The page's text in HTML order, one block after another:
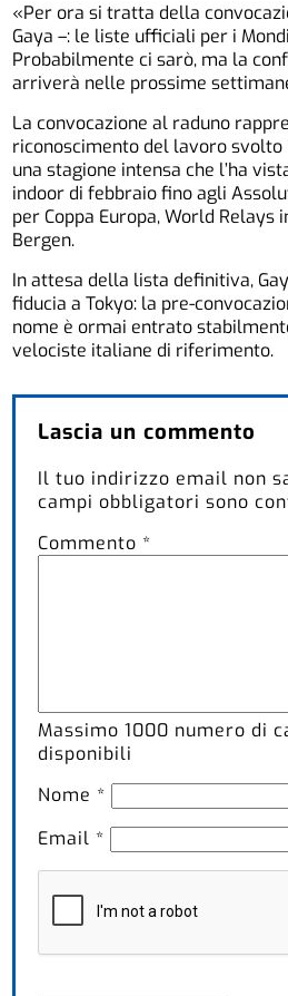
«Per ora si tratta della
Gaya –: le liste ufficiali per i
Probabilmente ci sarò, ma la
arriverà nelle prossime
La convocazione al raduno
riconoscimento del lavoro
una stagione intensa che l’ha
indoor di febbraio fino agli
per Coppa Europa, World Relays
Bergen.
In attesa della lista definitiva,
fiducia a Tokyo: la pre-
nome è ormai entrato
velociste italiane di riferimento.
Lascia un commento
Il tuo indirizzo email non
campi obbligatori sono
Commento *
Massimo1000 numero di
disponibili
Nome *
Email *